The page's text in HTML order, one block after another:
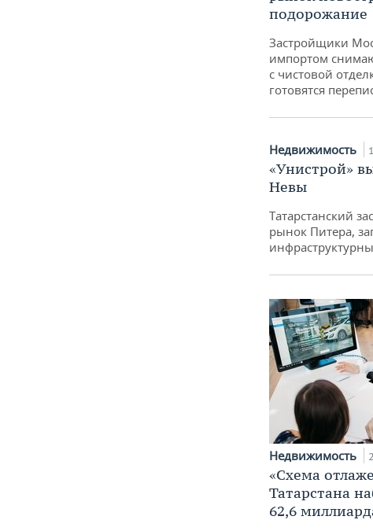
подорожание
Застройщики
импортом
с чистовой
готовятся
Недвижимость
«Унистрой»
Невы
Татарстанский
рынок Питера,
Недвижимость
«Схема
Татарстана
62,6